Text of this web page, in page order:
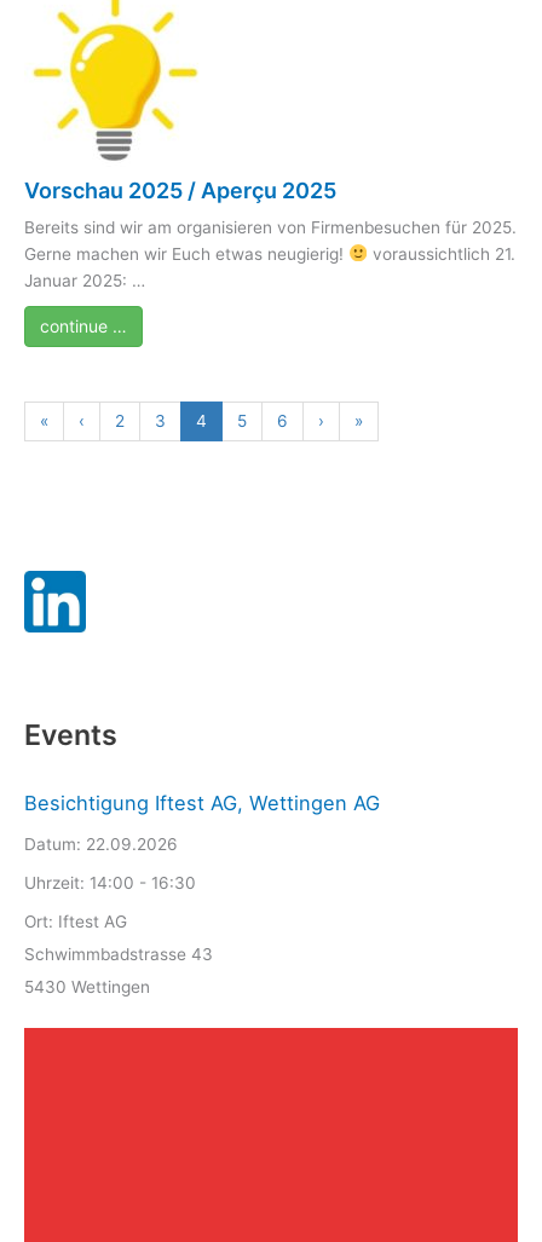
Vorschau 2025 / Aperçu 2025
Bereits sind wir am organisieren von Firmenbesuchen für 2025.
Gerne machen wir Euch etwas neugierig!
voraussichtlich 21.
Januar 2025: …
continue …
« ‹ 2 3 4 5 6 › »
Events
Besichtigung Iftest AG, Wettingen AG
Datum: 22.09.2026
Uhrzeit: 14:00 - 16:30
Ort: Iftest AG
Schwimmbadstrasse 43
5430 Wettingen